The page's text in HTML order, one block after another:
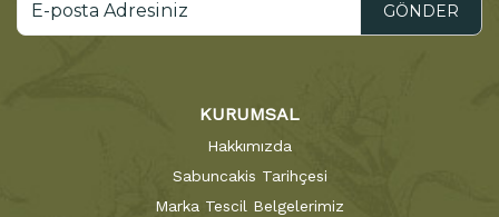
GÖNDER
KURUMSAL
Hakkımızda
Sabuncakis Tarihçesi
Marka Tescil Belgelerimiz